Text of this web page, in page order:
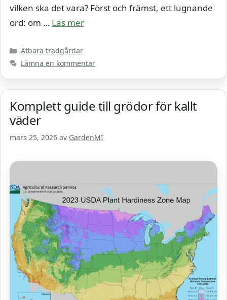
vilken ska det vara? Först och främst, ett lugnande
ord: om … Läs mer
Kategorier
Ätbara trädgårdar
Lämna en kommentar
Komplett guide till grödor för kallt
väder
mars 25, 2026 av GardenMI